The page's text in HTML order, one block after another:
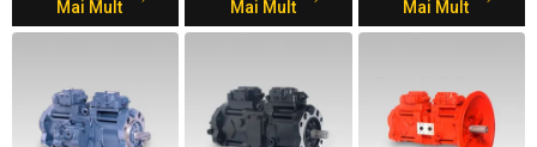
Mai Mult
Mai Mult
Mai Mult